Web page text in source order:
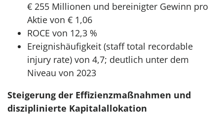
€ 255 Millionen und bereinigter Gewinn pro
Aktie von € 1,06
ROCE von 12,3 %
Ereignishäufigkeit (staff total recordable
injury rate) von 4,7; deutlich unter dem
Niveau von 2023
Steigerung der Effizienzmaßnahmen und
disziplinierte Kapitalallokation